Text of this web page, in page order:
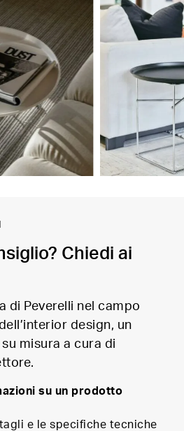
Chiedi ai
di Peverelli nel campo
design, un
misura a cura di
su un prodotto
e le specifiche tecniche